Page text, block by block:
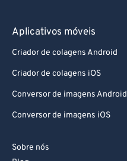
Aplicativos móveis
Criador de colagens Android
Criador de colagens iOS
Conversor de imagens Android
Conversor de imagens iOS
Sobre nós